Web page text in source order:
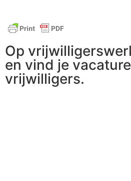
Op
en vind je
vrijwilligers.